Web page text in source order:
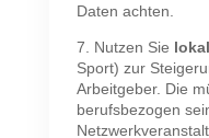
Daten achten.
7. Nutzen Sie
Sport) zur
Arbeitgeber. Die
berufsbezogen